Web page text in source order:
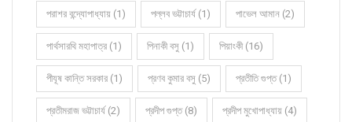
পরাশর বন্দ্যোপাধ্যায় (1) পল্লব ভট্টাচার্য (1) পাভেল আমান (2)
পার্থসারথি মহাপাত্র (1) পিনাকী বসু (1) পিয়াংকী (16)
পীযূষ কান্তি সরকার (1) প্রণব কুমার বসু (5) প্রতীতি গুপ্ত (1)
প্রতীমরাজ ভট্টাচার্য (2) প্রদীপ গুপ্ত (8) প্রদীপ মুখোপাধ্যায় (4)